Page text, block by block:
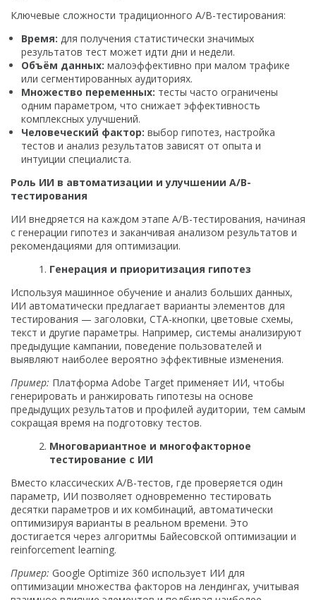
Ключевые сложности традиционного A/B-тестирования:
Время: для получения статистически значимых
результатов тест может идти дни и недели.
Объём данных: малоэффективно при малом трафике
или сегментированных аудиториях.
Множество переменных: тесты часто ограничены
одним параметром, что снижает эффективность
комплексных улучшений.
Человеческий фактор: выбор гипотез, настройка
тестов и анализ результатов зависят от опыта и
интуиции специалиста.
Роль ИИ в автоматизации и улучшении A/B-
тестирования
ИИ внедряется на каждом этапе A/B-тестирования, начиная
с генерации гипотез и заканчивая анализом результатов и
рекомендациями для оптимизации.
Генерация и приоритизация гипотез
Используя машинное обучение и анализ больших данных,
ИИ автоматически предлагает варианты элементов для
тестирования — заголовки, CTA-кнопки, цветовые схемы,
текст и другие параметры. Например, системы анализируют
предыдущие кампании, поведение пользователей и
выявляют наиболее вероятно эффективные изменения.
Пример: Платформа Adobe Target применяет ИИ, чтобы
генерировать и ранжировать гипотезы на основе
предыдущих результатов и профилей аудитории, тем самым
сокращая время на подготовку тестов.
Многовариантное и многофакторное
тестирование с ИИ
Вместо классических A/B-тестов, где проверяется один
параметр, ИИ позволяет одновременно тестировать
десятки параметров и их комбинаций, автоматически
оптимизируя варианты в реальном времени. Это
достигается через алгоритмы Байесовской оптимизации и
reinforcement learning.
Пример: Google Optimize 360 использует ИИ для
оптимизации множества факторов на лендингах, учитывая